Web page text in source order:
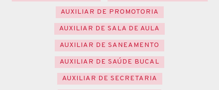
AUXILIAR DE PROMOTORIA
AUXILIAR DE SALA DE AULA
AUXILIAR DE SANEAMENTO
AUXILIAR DE SAÚDE BUCAL
AUXILIAR DE SECRETARIA